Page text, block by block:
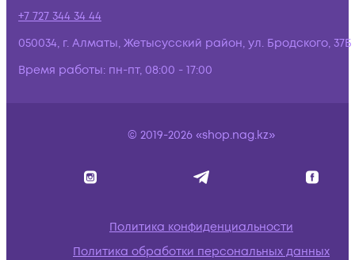
+7 727 344 34 44
050034, г. Алматы, Жетысусский район, ул. Бродского, 37Б
Время работы: пн-пт, 08:00 - 17:00
© 2019-2026 «shop.nag.kz»
Политика конфиденциальности
Политика обработки персональных данных